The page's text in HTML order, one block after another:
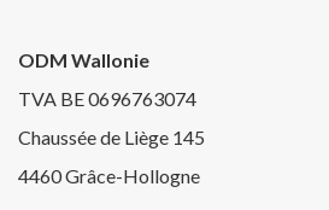
ODM Wallonie
TVA BE 0696763074
Chaussée de Liège 145
4460 Grâce-Hollogne